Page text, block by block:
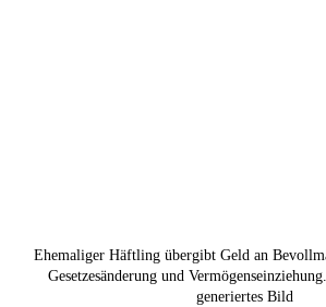
Ehemaliger Häftling übergibt Geld an
Gesetzesänderung und
generiertes Bild